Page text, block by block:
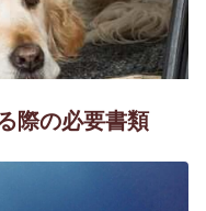
際の必要書類